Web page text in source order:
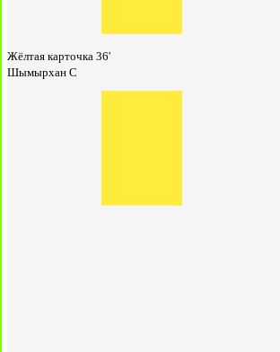
Жёлтая карточка 36'
Шымырхан С